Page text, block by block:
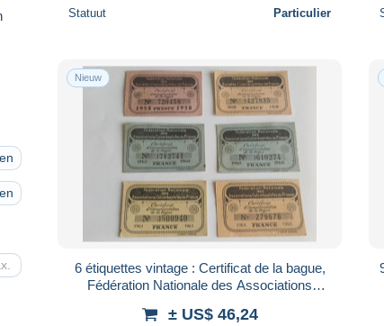
Statuut Particulier
Nieuw
6 étiquettes vintage : Certificat de la bague,
Fédération Nationale des Associations
± US$ 46,24